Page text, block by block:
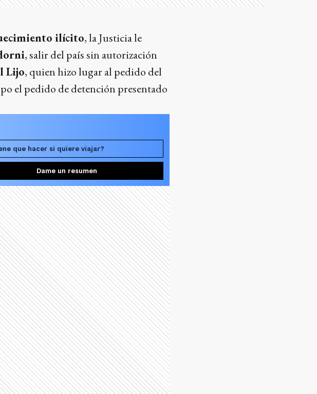
ilícito, la Justicia le
, salir del país sin autorización
Lijo, quien hizo lugar al pedido del
el pedido de detención presentado
que hacer si quiere viajar?
Dame un resumen